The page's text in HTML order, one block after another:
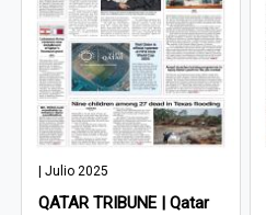
| Julio 2025
QATAR TRIBUNE | Qatar